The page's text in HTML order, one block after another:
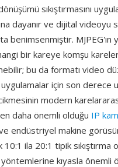
sıkıştırmasını
dayanır ve dijital videoyu
MJPEG'ın
bir kareye komşu
bu da formatı video
için son derece
modern
daha önemli olduğu IP
endüstriyel makine
ila 20:1 tipik sıkıştırma
kıyasla önemli